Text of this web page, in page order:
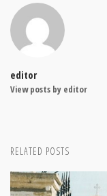
editor
View posts by editor
RELATED POSTS